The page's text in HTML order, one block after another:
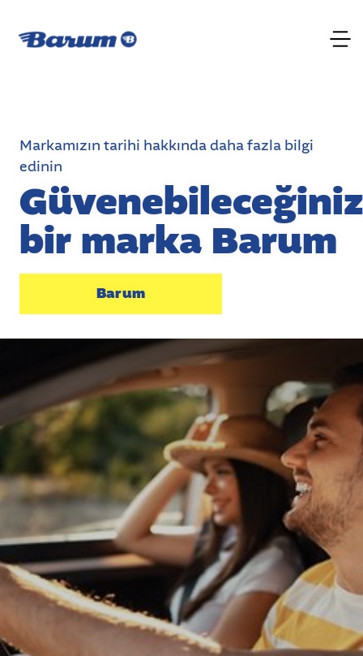
Markamızın tarihi hakkında daha fazla bilgi
edinin
Güvenebileceğiniz
bir marka Barum
Barum